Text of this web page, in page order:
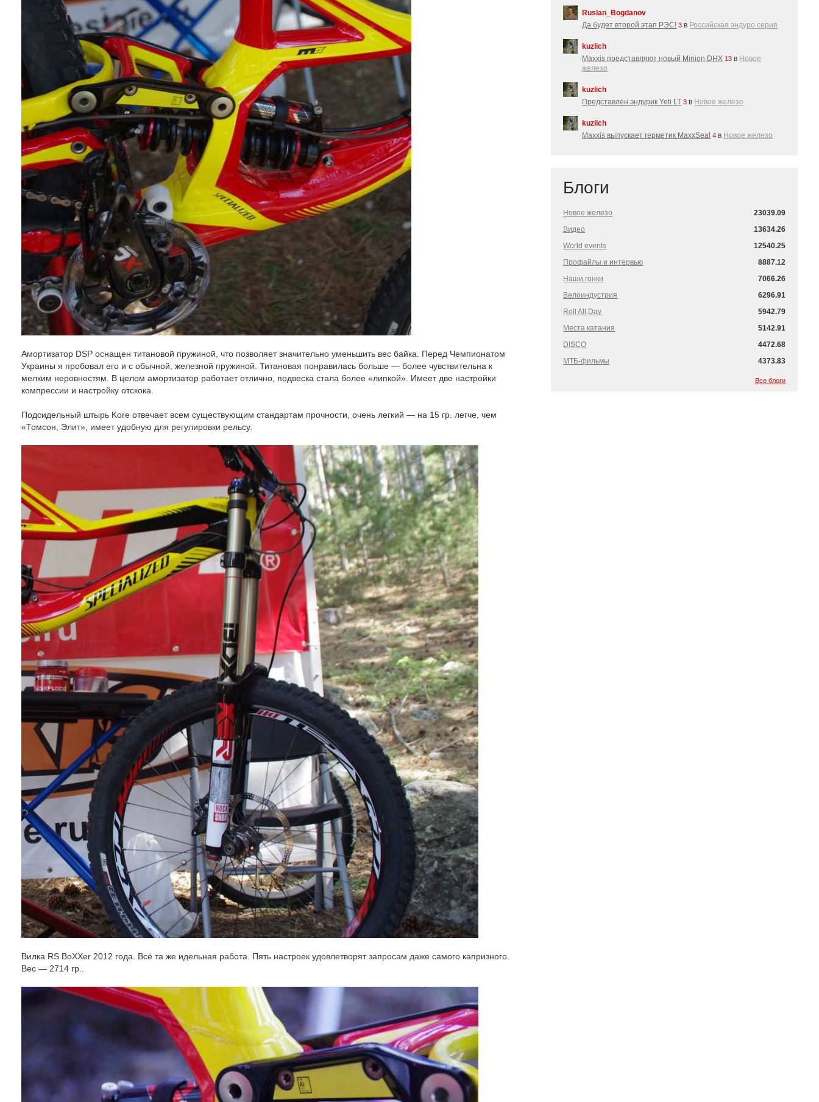
Амортизатор DSP оснащен титановой пружиной, что позволяет значительно уменьшить вес байка. Перед Чемпионатом
Украины я пробовал его и с обычной, железной пружиной. Титановая понравилась больше — более чувствительна к
мелким неровностям. В целом амортизатор работает отлично, подвеска стала более «липкой». Имеет две настройки
компрессии и настройку отскока.
Подсидельный штырь Kore отвечает всем существующим стандартам прочности, очень легкий — на 15 гр. легче, чем
«Томсон, Элит», имеет удобную для регулировки рельсу.
Вилка RS BoXXer 2012 года. Всё та же идельная работа. Пять настроек удовлетворят запросам даже самого капризного.
Вес — 2714 гр..
Ruslan_Bogdanov
Да будет второй этап РЭС! 3 в Российская эндуро серия
kuzlich
Maxxis представляют новый Minion DHX 13 в Новое
железо
kuzlich
Представлен эндурик Yeti LT 3 в Новое железо
kuzlich
Maxxis выпускает герметик MaxxSeal 4 в Новое железо
Блоги
Новое железо
23039.09
Видео
13634.26
World events
12540.25
Профайлы и интервью
8887.12
Наши гонки
7066.26
Велоиндустрия
6296.91
Roll All Day
5942.79
Места катания
5142.91
DISCO
4472.68
МТБ-фильмы
4373.83
Все блоги